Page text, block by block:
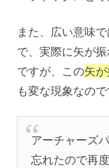
また、広い意味
で、実際に矢が
ですが、この矢
も変な現象なので
アーチャーズ
忘れたので再度